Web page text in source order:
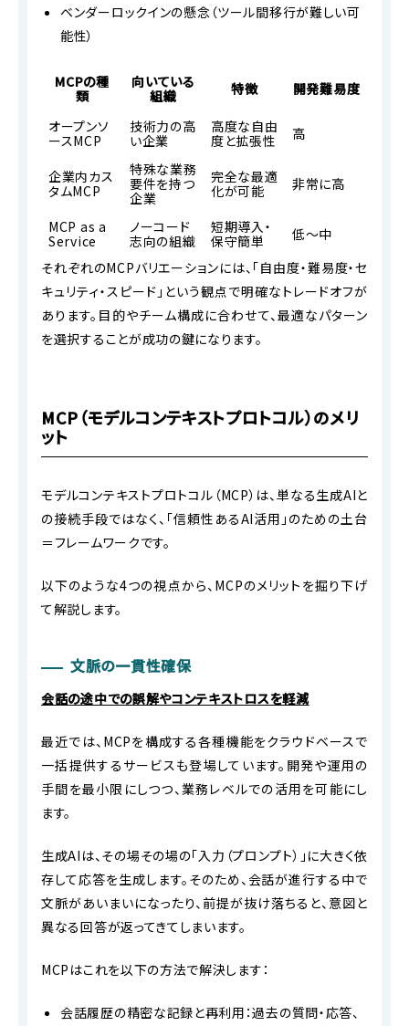
ベンダーロックインの懸念（ツール間移行が難しい可
能性）
MCPの種
類
向いている
組織
特徴 開発難易度
オープンソ
ースMCP
技術力の高
い企業
高度な自由
度と拡張性
高
企業内カス
タムMCP
特殊な業務
要件を持つ
企業
完全な最適
化が可能
非常に高
MCP as a
Service
ノーコード
志向の組織
短期導入・
保守簡単
低～中
それぞれのMCPバリエーションには、「自由度・難易度・セ
キュリティ・スピード」という観点で明確なトレードオフが
あります。目的やチーム構成に合わせて、最適なパターン
を選択することが成功の鍵になります。
MCP（モデルコンテキストプロトコル）のメリ
ット
モデルコンテキストプロトコル（MCP）は、単なる生成AIと
の接続手段ではなく、「信頼性あるAI活用」のための土台
＝フレームワークです。
以下のような4つの視点から、MCPのメリットを掘り下げ
て解説します。
文脈の一貫性確保
会話の途中での誤解やコンテキストロスを軽減
最近では、MCPを構成する各種機能をクラウドベースで
一括提供するサービスも登場しています。開発や運用の
手間を最小限にしつつ、業務レベルでの活用を可能にし
ます。
生成AIは、その場その場の「入力（プロンプト）」に大きく依
存して応答を生成します。そのため、会話が進行する中で
文脈があいまいになったり、前提が抜け落ちると、意図と
異なる回答が返ってきてしまいます。
MCPはこれを以下の方法で解決します：
会話履歴の精密な記録と再利用：過去の質問・応答、